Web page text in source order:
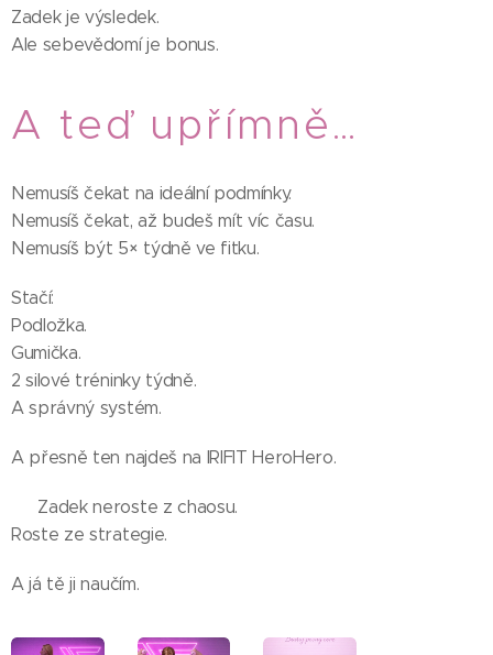
Zadek je výsledek.
Ale sebevědomí je bonus.
A teď upřímně…
Nemusíš čekat na ideální podmínky.
Nemusíš čekat, až budeš mít víc času.
Nemusíš být 5× týdně ve fitku.
Stačí:
Podložka.
Gumička.
2 silové tréninky týdně.
A správný systém.
A přesně ten najdeš na IRIFIT HeroHero. 💕
✨ Zadek neroste z chaosu.
Roste ze strategie.
A já tě ji naučím.